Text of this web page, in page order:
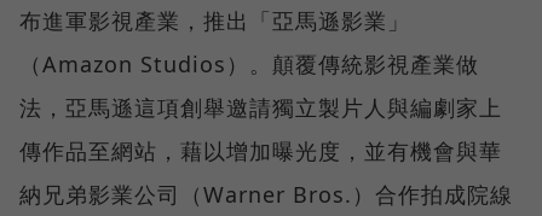
布進軍影視產業，推出「亞馬遜影業」
（Amazon Studios）。顛覆傳統影視產業做
法，亞馬遜這項創舉邀請獨立製片人與編劇家上
傳作品至網站，藉以增加曝光度，並有機會與華
納兄弟影業公司（Warner Bros.）合作拍成院線